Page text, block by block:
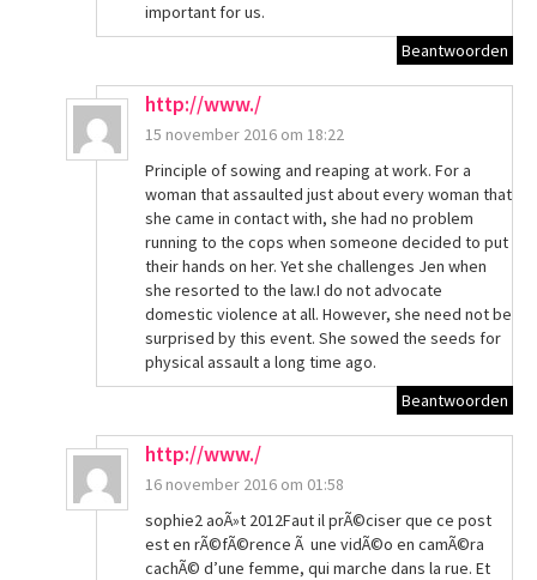
important for us.
Beantwoorden
http://www./
15 november 2016 om 18:22
Principle of sowing and reaping at work. For a
woman that assaulted just about every woman that
she came in contact with, she had no problem
running to the cops when someone decided to put
their hands on her. Yet she challenges Jen when
she resorted to the law.I do not advocate
domestic violence at all. However, she need not be
surprised by this event. She sowed the seeds for
physical assault a long time ago.
Beantwoorden
http://www./
16 november 2016 om 01:58
sophie2 aoÃ»t 2012Faut il prÃ©ciser que ce post
est en rÃ©fÃ©rence Ã une vidÃ©o en camÃ©ra
cachÃ© d’une femme, qui marche dans la rue. Et